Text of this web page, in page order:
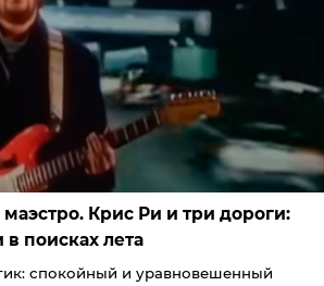
маэстро. Крис Ри и три дороги:
поисках лета
спокойный и уравновешенный